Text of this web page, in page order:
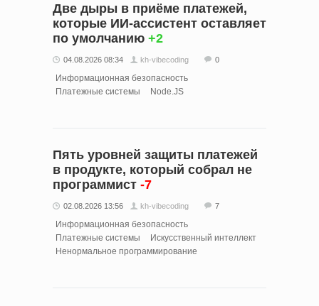
Две дыры в приёме платежей,
которые ИИ-ассистент оставляет
по умолчанию +2
04.08.2026 08:34 kh-vibecoding 0
Информационная безопасность
Платежные системы
Node.JS
Пять уровней защиты платежей
в продукте, который собрал не
программист -7
02.08.2026 13:56 kh-vibecoding 7
Информационная безопасность
Платежные системы
Искусственный интеллект
Ненормальное программирование